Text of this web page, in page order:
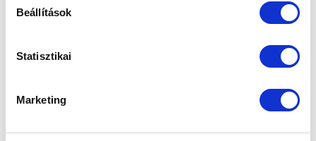
Beállítások
Statisztikai
Marketing